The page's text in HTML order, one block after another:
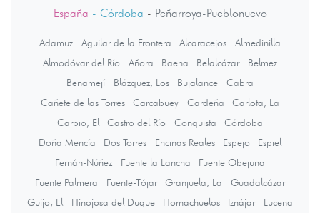
España - Córdoba - Peñarroya-Pueblonuevo
Adamuz Aguilar de la Frontera Alcaracejos
Almedinilla
Almodóvar del Río
Añora Baena Belalcázar
Belmez
Benamejí
Blázquez, Los Bujalance
Cabra
Cañete de las Torres
Carcabuey Cardeña
Carlota, La
Carpio, El
Castro del Río Conquista
Córdoba
Doña Mencía
Dos Torres Encinas Reales Espejo
Espiel
Fernán-Núñez
Fuente la Lancha
Fuente Obejuna
Fuente Palmera
Fuente-Tójar Granjuela, La
Guadalcázar
Guijo, El
Hinojosa del Duque Hornachuelos Iznájar
Lucena